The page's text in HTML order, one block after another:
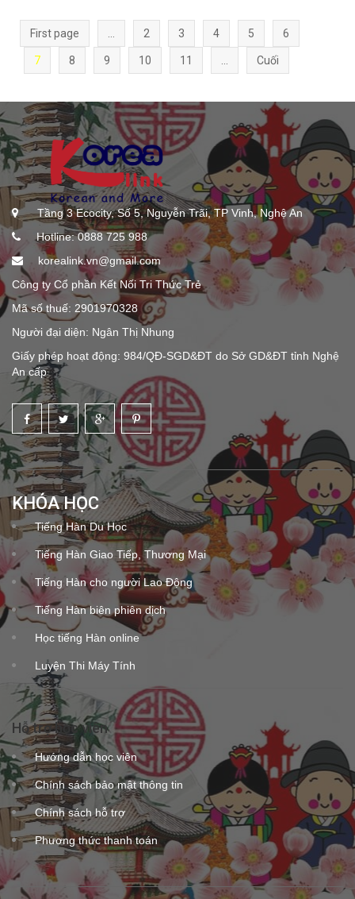
First page ... 2 3 4 5 6
7 8 9 10 11 ... Cuối
Tầng 3 Ecocity, Số 5, Nguyễn Trãi, TP Vinh, Nghệ An
Hotline: 0888 725 988
korealink.vn@gmail.com
Công ty Cổ phần Kết Nối Tri Thức Trẻ
Mã số thuế: 2901970328
Người đại diện: Ngân Thị Nhung
Giấy phép hoạt động: 984/QĐ-SGD&ĐT do Sở GD&ĐT tỉnh Nghệ
An cấp
KHÓA HỌC
Tiếng Hàn Du Học
Tiếng Hàn Giao Tiếp, Thương Mại
Tiếng Hàn cho người Lao Động
Tiếng Hàn biên phiên dịch
Học tiếng Hàn online
Luyện Thi Máy Tính
Hỗ trợ học viên
Hướng dẫn học viên
Chính sách bảo mật thông tin
Chính sách hỗ trợ
Phương thức thanh toán